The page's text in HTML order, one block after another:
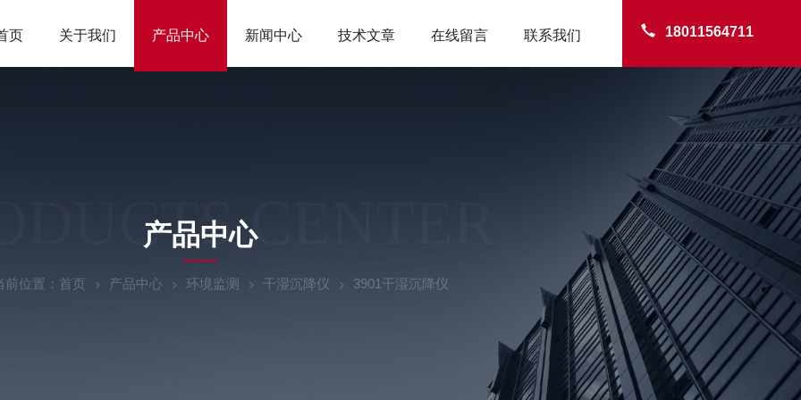
18011564711
页 关于我们 产品中心 新闻中心 技术文章 在线留言 联系我们
CENTER
产品中心
前位置： 首页 产品中心 环境监测 干湿沉降仪 3901干湿沉降仪